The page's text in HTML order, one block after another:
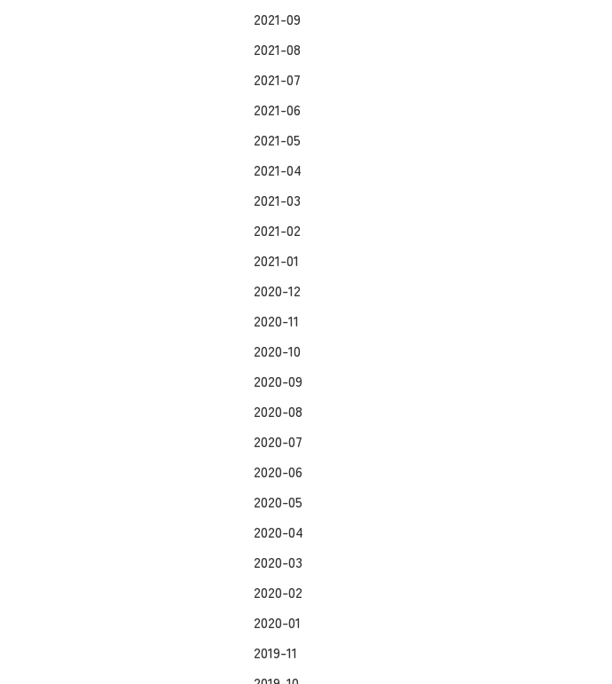
2021-09
2021-08
2021-07
2021-06
2021-05
2021-04
2021-03
2021-02
2021-01
2020-12
2020-11
2020-10
2020-09
2020-08
2020-07
2020-06
2020-05
2020-04
2020-03
2020-02
2020-01
2019-11